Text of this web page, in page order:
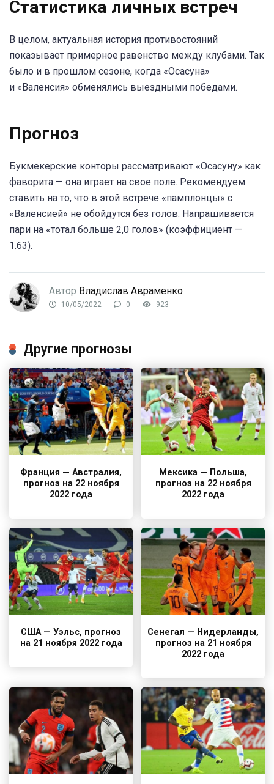
Статистика личных встреч
В целом, актуальная история противостояний
показывает примерное равенство между клубами. Так
было и в прошлом сезоне, когда «Осасуна»
и «Валенсия» обменялись выездными победами.
Прогноз
Букмекерские конторы рассматривают «Осасуну» как
фаворита — она играет на свое поле. Рекомендуем
ставить на то, что в этой встрече «памплонцы» с
«Валенсией» не обойдутся без голов. Напрашивается
пари на «тотал больше 2,0 голов» (коэффициент —
1.63).
Автор Владислав Авраменко
10/05/2022 0 923
Другие прогнозы
Франция — Австралия,
прогноз на 22 ноября
2022 года
Мексика — Польша,
прогноз на 22 ноября
2022 года
США — Уэльс, прогноз
на 21 ноября 2022 года
Сенегал — Нидерланды,
прогноз на 21 ноября
2022 года